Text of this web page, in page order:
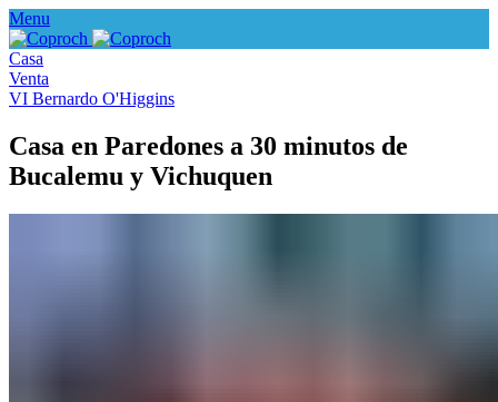
Menu
Casa
Venta
VI Bernardo O'Higgins
Casa en Paredones a 30 minutos de
Bucalemu y Vichuquen